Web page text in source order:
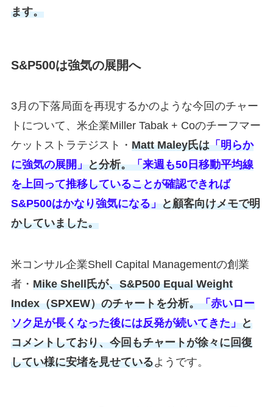
ます。
S&P500は強気の展開へ
3月の下落局面を再現するかのような今回のチャー
トについて、米企業Miller Tabak + Coのチーフマー
ケットストラテジスト・ Matt Maley氏は「明らか
に強気の展開」と分析。「来週も50日移動平均線
を上回って推移していることが確認できれば
S&P500はかなり強気になる」と顧客向けメモで明
かしていました。
米コンサル企業Shell Capital Managementの創業
者・ Mike Shell氏が、S&P500 Equal Weight
Index（SPXEW）のチャートを分析。「赤いロー
ソク足が長くなった後には反発が続いてきた」と
コメントしており、今回もチャートが徐々に回復
してい様に安堵を見せているようです。